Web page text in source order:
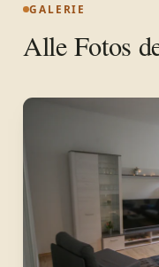
GALERIE
Alle Fotos